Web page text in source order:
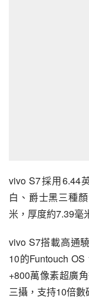
vivo S7採用6.44
白、爵士黑三種
米，厚度約7.39毫
vivo S7搭載高通
10的Funtouch
+800萬像素超廣
三攝，支持10倍